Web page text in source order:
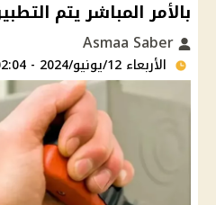
بالأمر المباشر يتم
الأربعاء 12/يونيو/2024 - 02:04 م